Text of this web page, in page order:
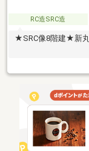
RC造SRC造
★SRC像8階建★新